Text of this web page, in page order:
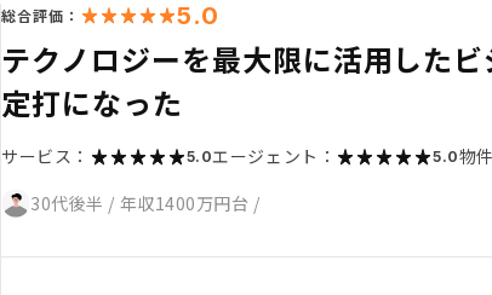
総合評価： 5.0
テクノロジーを最大限に活用した
定打になった
サービス： 5.0エージェント： 5.0物
30代後半 / 年収1400万円台 /